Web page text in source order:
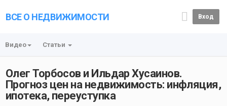
ВСЕ О НЕДВИЖИМОСТИ Вход
Видео Статьи
Олег Торбосов и Ильдар Хусаинов.
Прогноз цен на недвижимость: инфляция,
ипотека, переуступка